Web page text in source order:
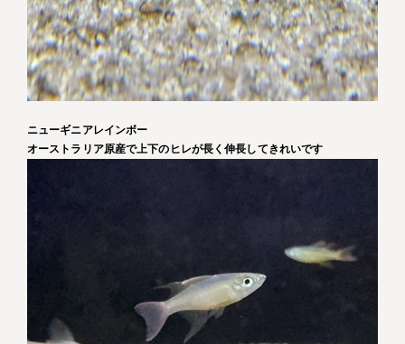
ニューギニアレインボー
オーストラリア原産で上下のヒレが長く伸長してきれいです